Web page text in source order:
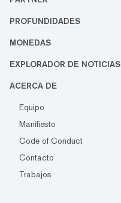
PROFUNDIDADES
MONEDAS
EXPLORADOR DE NOTICIAS
ACERCA DE
Equipo
Manifiesto
Code of Conduct
Contacto
Trabajos